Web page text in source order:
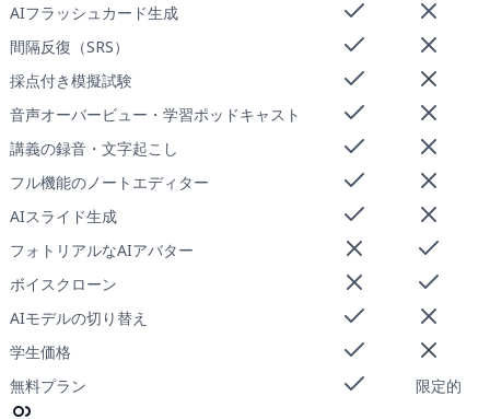
AIフラッシュカード生成
間隔反復（SRS）
採点付き模擬試験
音声オーバービュー・学習ポッドキャスト
講義の録音・文字起こし
フル機能のノートエディター
AIスライド生成
フォトリアルなAIアバター
ボイスクローン
AIモデルの切り替え
学生価格
無料プラン
限定的